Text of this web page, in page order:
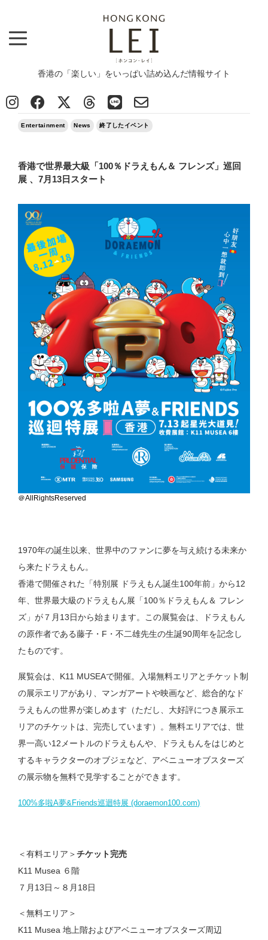
香港の「楽しい」をいっぱい詰め込んだ情報サイト
Entertainment
>
2024/07/06
Entertainment News 終了したイベント
香港で世界最大級「100％ドラえもん＆ フレンズ」巡回
展 、7月13日スタート
＠AllRightsReserved
1970年の誕生以来、世界中のファンに夢を与え続ける未来か
ら来たドラえもん。
香港で開催された「特別展 ドラえもん誕生100年前」から12
年、世界最大級のドラえもん展「100％ドラえもん＆ フレン
ズ」が７月13日から始まります。この展覧会は、ドラえもん
の原作者である藤子・F・不二雄先生の生誕90周年を記念し
たものです。
展覧会は、K11 MUSEAで開催。入場無料エリアとチケット制
の展示エリアがあり、マンガアートや映画など、総合的なド
ラえもんの世界が楽しめます（ただし、大好評につき展示エ
リアのチケットは、完売しています）。無料エリアでは、世
界一高い12メートルのドラえもんや、ドラえもんをはじめと
するキャラクターのオブジェなど、アベニューオブスターズ
の展示物を無料で見学することができます。
100%多啦A夢&Friends巡迴特展 (doraemon100.com)
＜有料エリア＞チケット完売
K11 Musea ６階
７月13日～８月18日
＜無料エリア＞
K11 Musea 地上階およびアベニューオブスターズ周辺